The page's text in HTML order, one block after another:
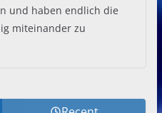
und haben endlich die
miteinander zu